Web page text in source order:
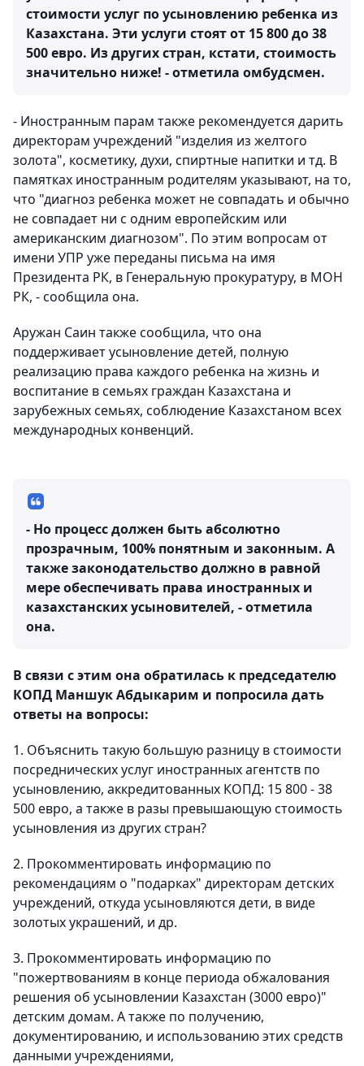
стоимости услуг по усыновлению ребенка из
Казахстана. Эти услуги стоят от 15 800 до 38
500 евро. Из других стран, кстати, стоимость
значительно ниже! - отметила омбудсмен.
- Иностранным парам также рекомендуется дарить
директорам учреждений "изделия из желтого
золота", косметику, духи, спиртные напитки и тд. В
памятках иностранным родителям указывают, на то,
что "диагноз ребенка может не совпадать и обычно
не совпадает ни с одним европейским или
американским диагнозом". По этим вопросам от
имени УПР уже переданы письма на имя
Президента РК, в Генеральную прокуратуру, в МОН
РК, - сообщила она.
Аружан Саин также сообщила, что она
поддерживает усыновление детей, полную
реализацию права каждого ребенка на жизнь и
воспитание в семьях граждан Казахстана и
зарубежных семьях, соблюдение Казахстаном всех
международных конвенций.
- Но процесс должен быть абсолютно
прозрачным, 100% понятным и законным. А
также законодательство должно в равной
мере обеспечивать права иностранных и
казахстанских усыновителей, - отметила
она.
В связи с этим она обратилась к председателю
КОПД Маншук Абдыкарим и попросила дать
ответы на вопросы:
1. Объяснить такую большую разницу в стоимости
посреднических услуг иностранных агентств по
усыновлению, аккредитованных КОПД: 15 800 - 38
500 евро, а также в разы превышающую стоимость
усыновления из других стран?
2. Прокомментировать информацию по
рекомендациям о "подарках" директорам детских
учреждений, откуда усыновляются дети, в виде
золотых украшений, и др.
3. Прокомментировать информацию по
"пожертвованиям в конце периода обжалования
решения об усыновлении Казахстан (3000 евро)"
детским домам. А также по получению,
документированию, и использованию этих средств
данными учреждениями,